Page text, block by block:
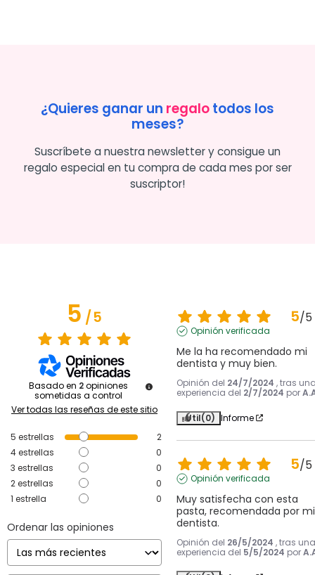
¿Quieres ganar un regalotodos los
meses?
Suscríbete a nuestra newsletter y consigue un
regalo especial en tu compra de cada mes por ser
suscriptor!
5/5
Basado en 2 opiniones
sometidas a control
Ver todas las reseñas de este sitio
5 estrellas
2
4estrellas
0
3 estrellas
0
2estrellas
0
1 estrella 0
Ordenar las opiniones
5/5
Opinión verificada
Me la ha recomendado mi
dentista y muy bien.
Opinión del 24/7/2024 , tras
experiencia del 2/7/2024 por
Útil(0) Informe
5/5
Opinión verificada
Muy satisfecha con esta
pasta, recomendada por mi
dentista.
Opinión del 26/5/2024 , tras una
experiencia del 5/5/2024 por